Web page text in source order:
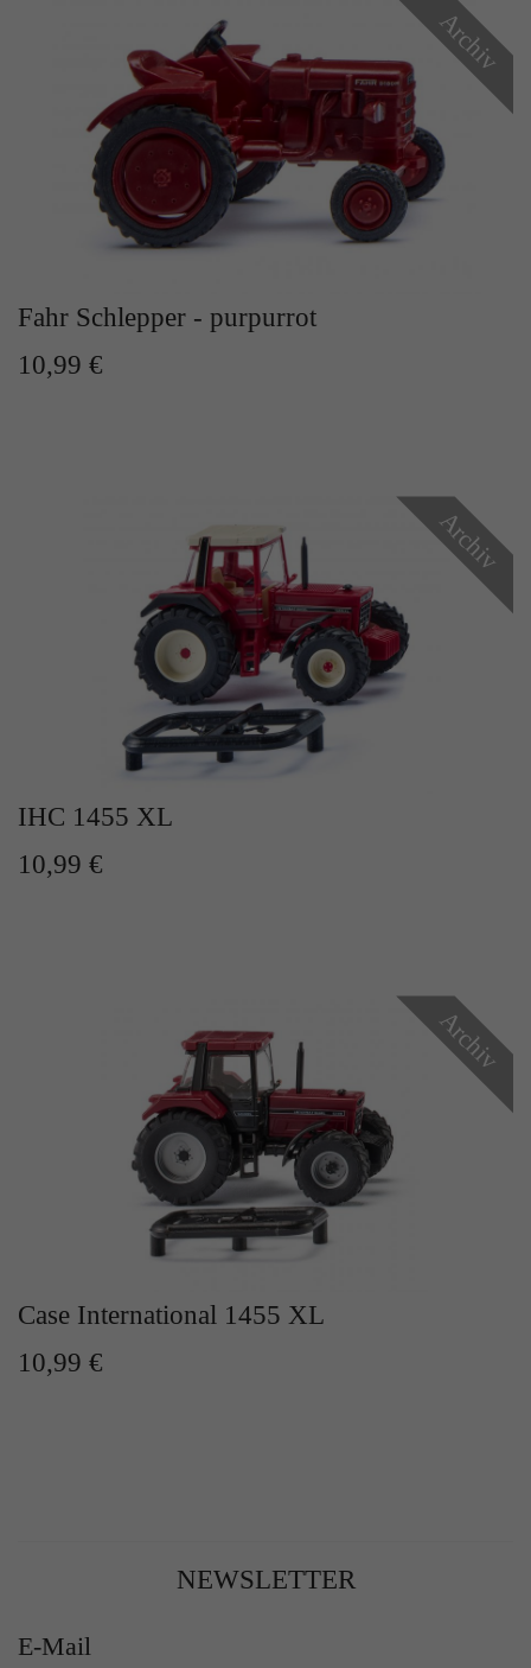
Archiv
Fahr Schlepper - purpurrot
10,99 €
Archiv
IHC 1455 XL
10,99 €
Archiv
Case International 1455 XL
10,99 €
NEWSLETTER
E-Mail
Solange es gesetzt ist, werden bestimmte
Datenübertragungen unterbunden.